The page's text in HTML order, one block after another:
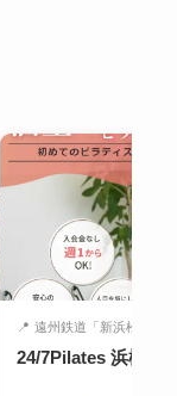
📍 遠州鉄道「新浜松駅」
24/7Pilates 浜松店